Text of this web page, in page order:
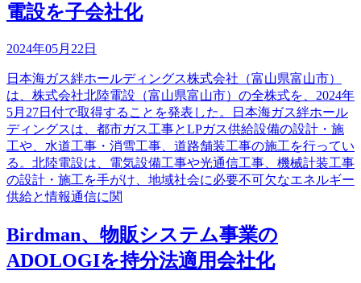
電設を子会社化
2024年05月22日
日本海ガス絆ホールディングス株式会社（富山県富山市）
は、株式会社北陸電設（富山県富山市）の全株式を、2024年
5月27日付で取得することを発表した。日本海ガス絆ホール
ディングスは、都市ガス工事とLPガス供給設備の設計・施
工や、水道工事・消雪工事、道路舗装工事の施工を行ってい
る。北陸電設は、電気設備工事や光通信工事、機械計装工事
の設計・施工を手がけ、地域社会に必要不可欠なエネルギー
供給と情報通信に関
Birdman、物販システム事業の
ADOLOGIを持分法適用会社化